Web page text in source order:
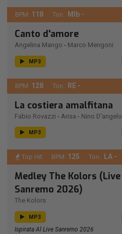
BPM: 118 Ton.: MIb -
Canto d'amore
Angelina Mango - Marco Mengoni
MP3
BPM: 128 Ton.: RE -
La costiera amalfitana
Fabio Rovazzi - Arisa - Nino D'angelo
MP3
Top Hit BPM: 125 Ton.: LA -
Medley The Kolors (Live
Sanremo 2026)
The Kolors
MP3
Ispirata Al Live Sanremo 2026